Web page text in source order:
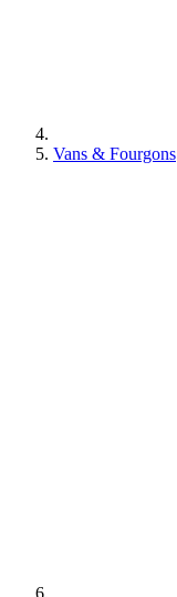
Vans & Fourgons